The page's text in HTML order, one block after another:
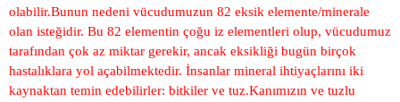
olabilir.Bunun nedeni vücudumuzun 82 eksik elemente/minerale
olan isteğidir. Bu 82 elementin çoğu iz elementleri olup, vücudumuz
tarafından çok az miktar gerekir, ancak eksikliği bugün birçok
hastalıklara yol açabilmektedir. İnsanlar mineral ihtiyaçlarını iki
kaynaktan temin edebilirler: bitkiler ve tuz.Kanımızın ve tuzlu